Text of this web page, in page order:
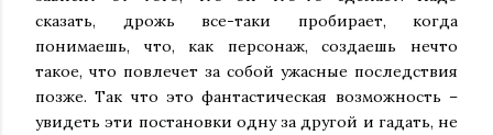
сказать, дрожь все-таки пробирает, когда
понимаешь, что, как персонаж, создаешь нечто
такое, что повлечет за собой ужасные последствия
позже. Так что это фантастическая возможность –
увидеть эти постановки одну за другой и гадать, не